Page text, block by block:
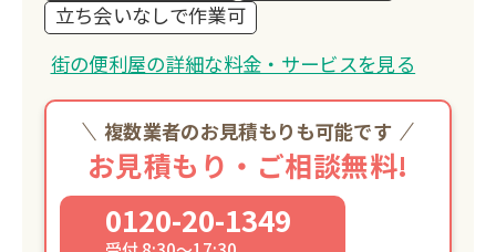
立ち会いなしで作業可
街の便利屋の詳細な料金・サービスを見る
複数業者のお見積もりも可能です
お見積もり・ご相談無料!
0120-20-1349